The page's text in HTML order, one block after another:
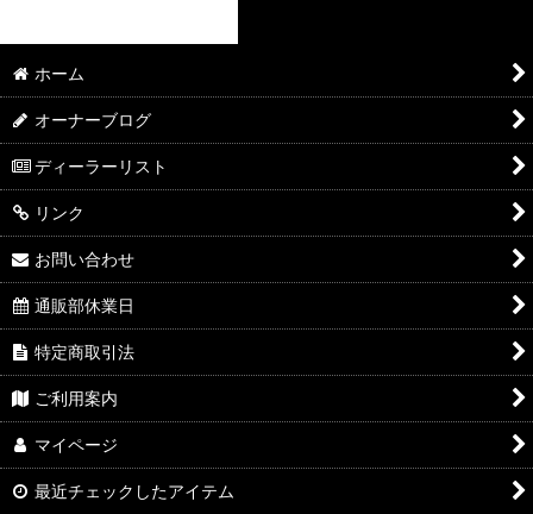
ホーム
オーナーブログ
ディーラーリスト
リンク
お問い合わせ
通販部休業日
特定商取引法
ご利用案内
マイページ
最近チェックしたアイテム